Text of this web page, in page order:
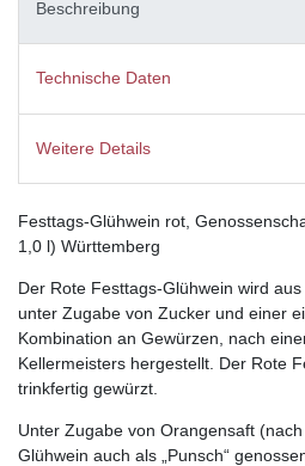
Beschreibung
Technische Daten
Weitere Details
Festtags-Glühwein rot,
1,0 l) Württemberg
Der Rote Festtags-Glühwein wird
unter Zugabe von Zucker und einer
Kombination an Gewürzen, nach
Kellermeisters hergestellt. Der Rote
trinkfertig gewürzt.
Unter Zugabe von Orangensaft
Glühwein auch als „Punsch“